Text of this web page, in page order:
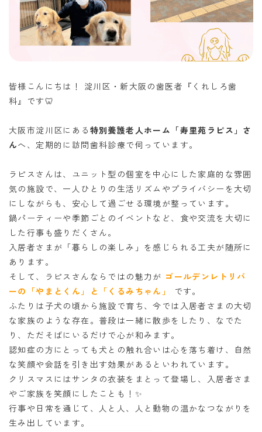
皆様こんにちは！ 淀川区・新大阪の歯医者『くれしろ歯
科』です🦷
大阪市淀川区にある 特別養護老人ホーム「寿里苑ラピス」さ
んへ、定期的に訪問歯科診療で伺っています。
ラピスさんは、ユニット型の個室を中心にした家庭的な雰囲
気の施設で、一人ひとりの生活リズムやプライバシーを大切
にしながらも、安心して過ごせる環境が整っています。
鍋パーティーや季節ごとのイベントなど、食や交流を大切に
した行事も盛りだくさん。
入居者さまが「暮らしの楽しみ」を感じられる工夫が随所に
あります。
そして、ラピスさんならではの魅力が ゴールデンレトリバ
ーの「やまとくん」と「くるみちゃん」
です。
ふたりは子犬の頃から施設で育ち、今では入居者さまの大切
な家族のような存在。普段は一緒に散歩をしたり、なでた
り、ただそばにいるだけで心が和みます。
認知症の方にとっても犬との触れ合いは心を落ち着け、自然
な笑顔や会話を引き出す効果があるといわれています。
クリスマスにはサンタの衣装をまとって登場し、入居者さま
やご家族を笑顔にしたことも！✨
行事や日常を通じて、人と人、人と動物の温かなつながりを
生み出しています。